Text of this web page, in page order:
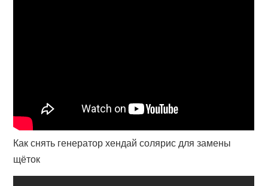
Как снять генератор хендай солярис для замены
щёток